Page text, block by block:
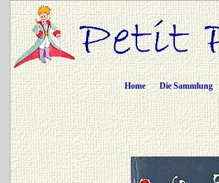
Home Die Sammlung